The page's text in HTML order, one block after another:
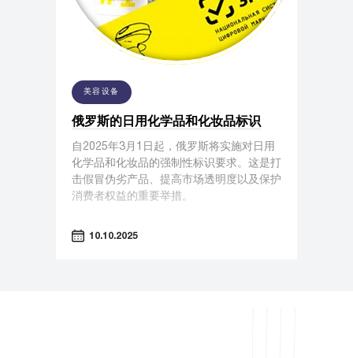
美容设备
俄罗斯的日用化学品和化妆品标识
自2025年3月1日起，俄罗斯将实施对日用
化学品和化妆品的强制性标识要求。这是打
击假冒伪劣产品、提高市场透明度以及保护
消费者权益的重要举措。
10.10.2025